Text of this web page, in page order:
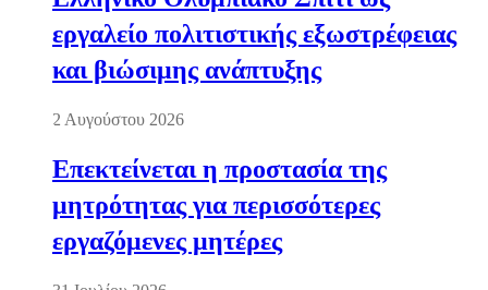
εργαλείο πολιτιστικής εξωστρέφειας
και βιώσιμης ανάπτυξης
2 Αυγούστου 2026
Επεκτείνεται η προστασία της
μητρότητας για περισσότερες
εργαζόμενες μητέρες